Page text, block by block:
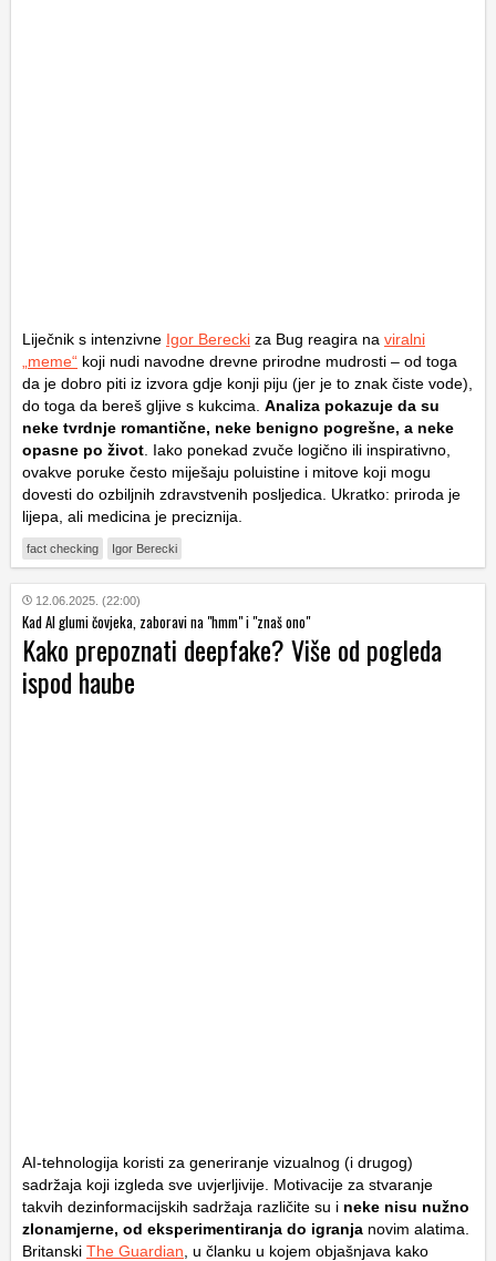
Liječnik s intenzivne Igor Berecki za Bug reagira na viralni
„meme“ koji nudi navodne drevne prirodne mudrosti – od toga
da je dobro piti iz izvora gdje konji piju (jer je to znak čiste vode),
do toga da bereš gljive s kukcima. Analiza pokazuje da su
neke tvrdnje romantične, neke benigno pogrešne, a neke
opasne po život . Iako ponekad zvuče logično ili inspirativno,
ovakve poruke često miješaju poluistine i mitove koji mogu
dovesti do ozbiljnih zdravstvenih posljedica. Ukratko: priroda je
lijepa, ali medicina je preciznija.
fact checking Igor Berecki
12.06.2025. (22:00)
Kad AI glumi čovjeka, zaboravi na "hmm" i "znaš ono"
Kako prepoznati deepfake? Više od pogleda
ispod haube
AI-tehnologija koristi za generiranje vizualnog (i drugog)
sadržaja koji izgleda sve uvjerljivije. Motivacije za stvaranje
takvih dezinformacijskih sadržaja različite su i neke nisu nužno
zlonamjerne, od eksperimentiranja do igranja novim alatima.
Britanski The Guardian , u članku u kojem objašnjava kako